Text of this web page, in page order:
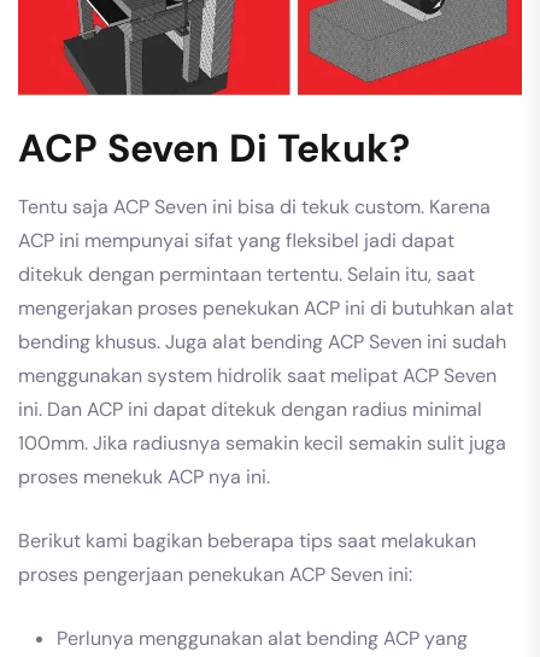
ACP Seven Di Tekuk?
Tentu saja ACP Seven ini bisa di tekuk custom. Karena
ACP ini mempunyai sifat yang fleksibel jadi dapat
ditekuk dengan permintaan tertentu. Selain itu, saat
mengerjakan proses penekukan ACP ini di butuhkan alat
bending khusus. Juga alat bending ACP Seven ini sudah
menggunakan system hidrolik saat melipat ACP Seven
ini. Dan ACP ini dapat ditekuk dengan radius minimal
100mm. Jika radiusnya semakin kecil semakin sulit juga
proses menekuk ACP nya ini.
Berikut kami bagikan beberapa tips saat melakukan
proses pengerjaan penekukan ACP Seven ini:
Perlunya menggunakan alat bending ACP yang